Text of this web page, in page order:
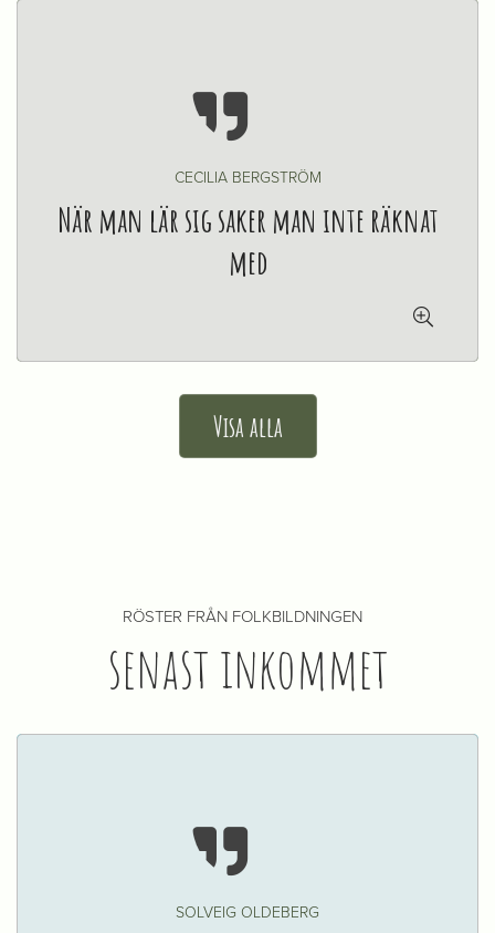


CECILIA BERGSTRÖM
När man lär sig saker man inte räknat
med
Visa alla
RÖSTER FRÅN FOLKBILDNINGEN
senast inkommet

SOLVEIG OLDEBERG